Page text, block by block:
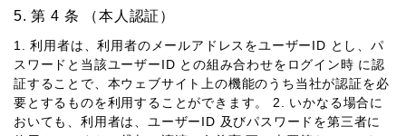
第 4 条 （本⼈認証）
1. 利⽤者は、利⽤者のメールアドレスをユーザーID とし、パ
スワードと当該ユーザーID との組み合わせをログイン時 に認
証することで、本ウェブサイト上の機能のうち当社が認証を必
要とするものを利⽤することができます。 2. いかなる場合に
おいても、利⽤者は、ユーザーID 及びパスワードを第三者に